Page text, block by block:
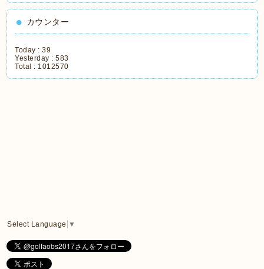
カウンター
Today :39
Yesterday :583
Total : 1012570
Select Language ▼